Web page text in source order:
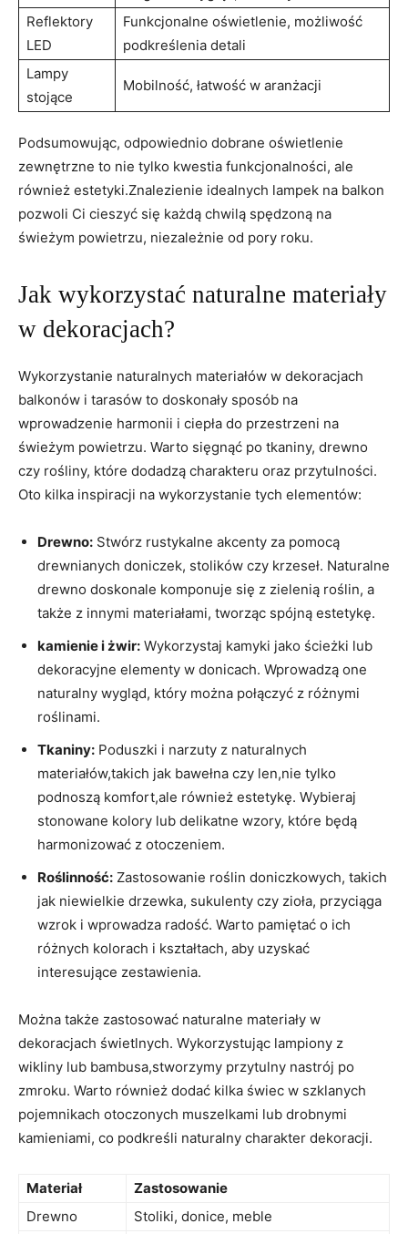
Reflektory
LED
Funkcjonalne oświetlenie, możliwość
podkreślenia detali
Lampy
stojące
Mobilność, łatwość w aranżacji
Podsumowując, odpowiednio dobrane oświetlenie
zewnętrzne to nie tylko kwestia funkcjonalności, ale
również estetyki.Znalezienie idealnych lampek na balkon
pozwoli Ci cieszyć się każdą chwilą spędzoną na
świeżym powietrzu, niezależnie od pory roku.
Jak wykorzystać naturalne materiały
w dekoracjach?
Wykorzystanie naturalnych materiałów w dekoracjach
balkonów i tarasów to doskonały sposób na
wprowadzenie harmonii i ciepła do przestrzeni na
świeżym powietrzu. Warto sięgnąć po tkaniny, drewno
czy rośliny, które dodadzą charakteru oraz przytulności.
Oto kilka inspiracji na wykorzystanie tych elementów:
Drewno: Stwórz rustykalne akcenty za pomocą
drewnianych doniczek, stolików czy krzeseł. Naturalne
drewno doskonale komponuje się z zielenią roślin, a
także z innymi materiałami, tworząc spójną estetykę.
kamienie i żwir: Wykorzystaj kamyki jako ścieżki lub
dekoracyjne elementy w donicach. Wprowadzą one
naturalny wygląd, który można połączyć z różnymi
roślinami.
Tkaniny: Poduszki i narzuty z naturalnych
materiałów,takich jak bawełna czy len,nie tylko
podnoszą komfort,ale również estetykę. Wybieraj
stonowane kolory lub delikatne wzory, które będą
harmonizować z otoczeniem.
Roślinność: Zastosowanie roślin doniczkowych, takich
jak niewielkie drzewka, sukulenty czy zioła, przyciąga
wzrok i wprowadza radość. Warto pamiętać o ich
różnych kolorach i kształtach, aby uzyskać
interesujące zestawienia.
Można także zastosować naturalne materiały w
dekoracjach świetlnych. Wykorzystując lampiony z
wikliny lub bambusa,stworzymy przytulny nastrój po
zmroku. Warto również dodać kilka świec w szklanych
pojemnikach otoczonych muszelkami lub drobnymi
kamieniami, co podkreśli naturalny charakter dekoracji.
Materiał
Zastosowanie
Drewno
Stoliki, donice, meble